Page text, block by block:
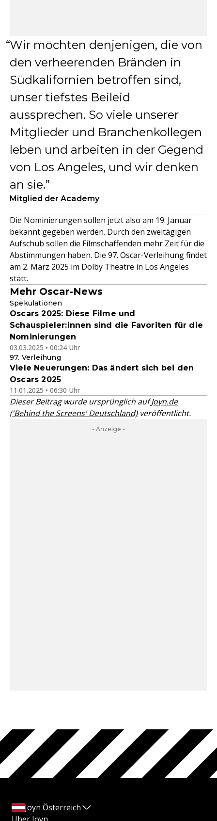
Wir möchten denjenigen, die von
den verheerenden Bränden in
Südkalifornien betroffen sind,
unser tiefstes Beileid
aussprechen. So viele unserer
Mitglieder und Branchenkollegen
leben und arbeiten in der Gegend
von Los Angeles, und wir denken
an sie.
Mitglied der Academy
Die Nominierungen sollen jetzt also am 19. Januar
bekannt gegeben werden. Durch den zweitägigen
Aufschub sollen die Filmschaffenden mehr Zeit für die
Abstimmungen haben. Die 97. Oscar-Verleihung findet
am 2. März 2025 im Dolby Theatre in Los Angeles
statt.
Mehr Oscar-News
Spekulationen
Oscars 2025: Diese Filme und
Schauspieler:innen sind die Favoriten für die
Nominierungen
03.03.2025 • 00:24 Uhr
97. Verleihung
Viele Neuerungen: Das ändert sich bei den
Oscars 2025
11.01.2025 • 06:30 Uhr
Dieser Beitrag wurde ursprünglich aufJoyn.de
('Behind the Screens' Deutschland)veröffentlicht.
- Anzeige -
Joyn Österreich